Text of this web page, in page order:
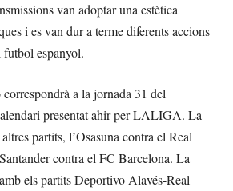
van adoptar una estètica
i es van dur a terme diferents accions
espanyol.
a la jornada 31 del
presentat ahir per LALIGA. La
partits, l’Osasuna contra el Real
contra el FC Barcelona. La
els partits Deportivo Alavés-Real